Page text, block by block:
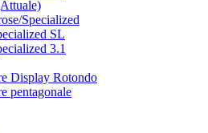
Specialized
SL
3.1
Display Rotondo
pentagonale